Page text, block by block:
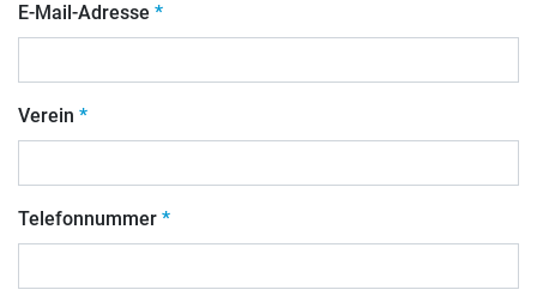
E-Mail-Adresse
Verein
Telefonnummer